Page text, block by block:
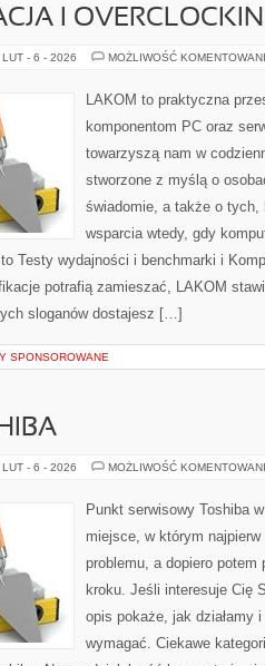
I
LUT - 6 - 2026 MOŻLIWOŚĆ
LAKOM to praktyczna
komponentom PC oraz
towarzyszą nam w
stworzone z myślą o
świadomie, a także o tych,
wsparcia wtedy, gdy
Testy wydajności i benchmarki i
potrafią zamieszać, LAKOM
sloganów dostajesz […]
SPONSOROWANE
LUT - 6 - 2026 MOŻLIWOŚĆ
Punkt serwisowy Toshiba
miejsce, w którym
problemu, a dopiero potem
kroku. Jeśli interesuje Cię
opis pokaże, jak działamy
wymagać. Ciekawe